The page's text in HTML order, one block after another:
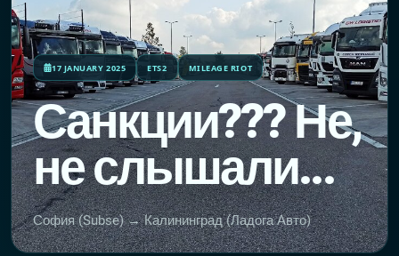
17 JANUARY 2025 ETS2 MILEAGE RIOT
Санкции??? Не,
не слышали...
София (Subse) → Калининград (Ладога Авто)